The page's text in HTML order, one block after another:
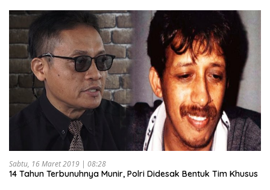
Sabtu, 16 Maret 2019 | 08:28
14 Tahun Terbunuhnya Munir, Polri Didesak Bentuk Tim Khusus